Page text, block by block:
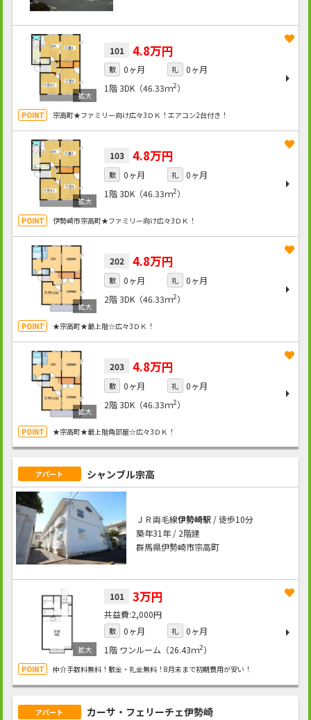
101 4.8万円
敷 0ヶ月 礼
0ヶ月
1階3DK（46.33ｍ2）
宗高町★ファミリー向け広々3ＤＫ！エアコン2台付き！
103 4.8万円
敷 0ヶ月 礼
0ヶ月
1階3DK（46.33ｍ2）
伊勢崎市宗高町★ファミリー向け広々3ＤＫ！
202 4.8万円
敷 0ヶ月 礼
0ヶ月
2階3DK（46.33ｍ2）
★宗高町★最上階☆広々3ＤＫ！
203 4.8万円
敷 0ヶ月 礼
0ヶ月
2階3DK（46.33ｍ2）
★宗高町★最上階角部屋☆広々3ＤＫ！
アパート シャンブル宗高
ＪＲ両毛線伊勢崎駅/ 徒歩10分
築年31年 / 2階建
群馬県伊勢崎市宗高町
101 3万円
2,000円
敷 0ヶ月 礼
0ヶ月
1階 ワンルーム（26.43ｍ2）
仲介手数料無料！敷金・礼金無料！8月末まで初期費用が安い！
アパート カーサ・フェリーチェ伊勢崎